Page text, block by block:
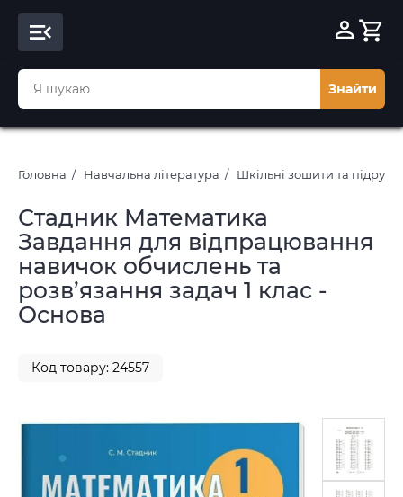
Знайти
Головна Навчальна література Шкільні зошити та
Стадник Математика
Завдання для відпрацювання
навичок обчислень та
розв’язання задач 1 клас -
Основа
Код товару: 24557